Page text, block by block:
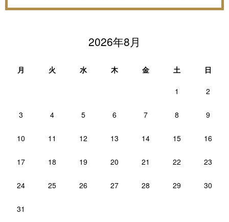
2026年8月
月 火 水 木 金 土 日
1 2
3 4 5 6 7 8 9
10 11 12 13 14 15 16
17 18 19 20 21 22 23
24 25 26 27 28 29 30
31